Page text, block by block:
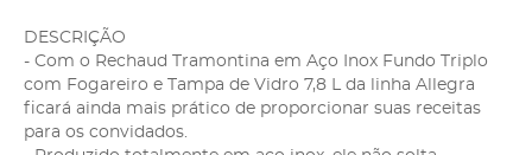
DESCRIÇÃO
- Com o Rechaud Tramontina em Aço Inox Fundo Triplo
com Fogareiro e Tampa de Vidro 7,8 L da linha Allegra
ficará ainda mais prático de proporcionar suas receitas
para os convidados.